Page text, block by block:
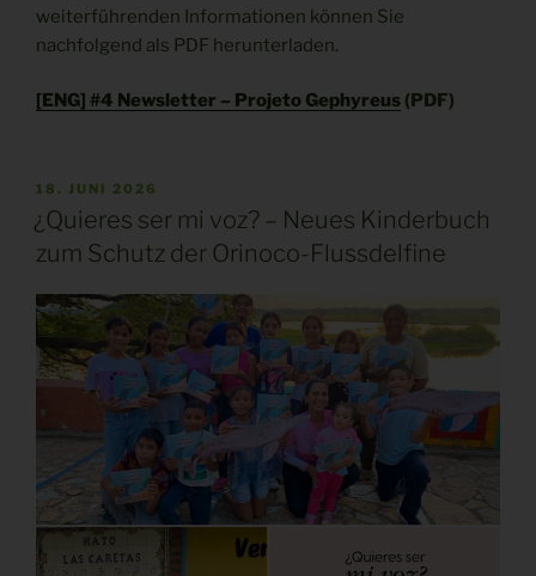
weiterführenden Informationen können Sie
nachfolgend als PDF herunterladen.
[ENG] #4 Newsletter – Projeto Gephyreus (PDF)
VERÖFFENTLICHT
AM
18. JUNI 2026
¿Quieres ser mi voz? – Neues Kinderbuch
zum Schutz der Orinoco-Flussdelfine